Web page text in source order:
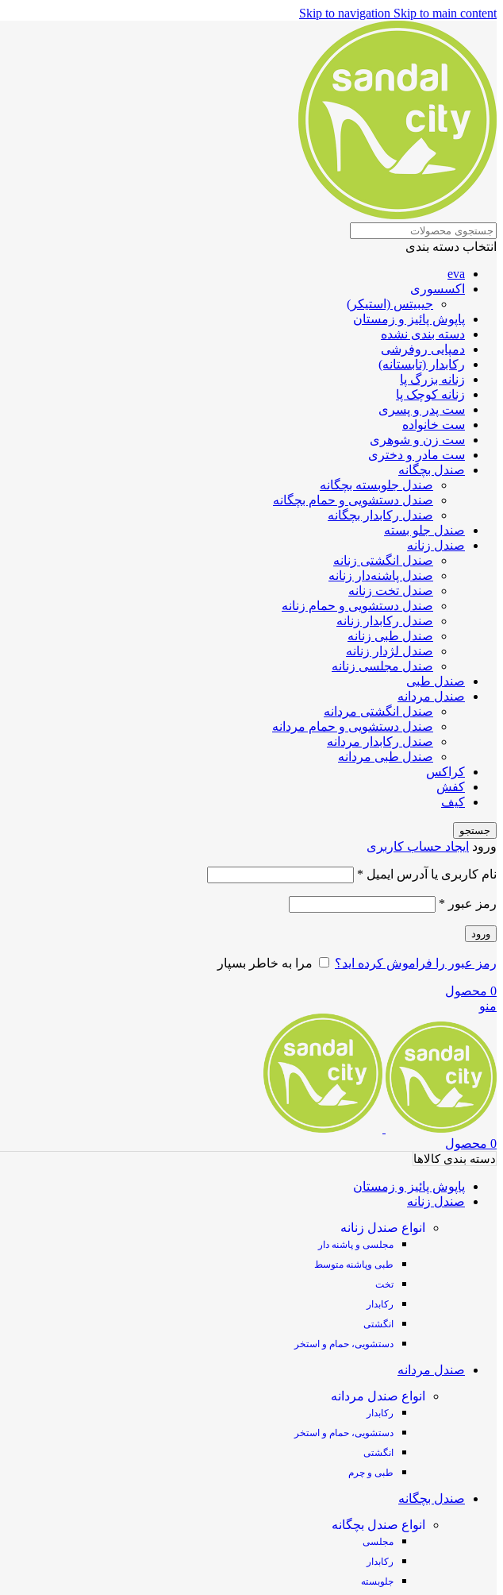
Skip to navigation Skip to main content
انتخاب دسته بندی
eva
اکسسوری
جیبیتس (استیکر)
پاپوش پائیز و زمستان
دسته بندی نشده
دمپایی روفرشی
رکابدار (تابستانه)
زنانه بزرگ پا
زنانه کوچک پا
ست پدر و پسری
ست خانواده
ست زن و شوهری
ست مادر و دختری
صندل بچگانه
صندل جلوبسته بچگانه
صندل دستشویی و حمام بچگانه
صندل رکابدار بچگانه
صندل جلو بسته
صندل زنانه
صندل انگشتی زنانه
صندل پاشنه‌دار زنانه
صندل تخت زنانه
صندل دستشویی و حمام زنانه
صندل رکابدار زنانه
صندل طبی زنانه
صندل لژدار زنانه
صندل مجلسی زنانه
صندل طبی
صندل مردانه
صندل انگشتی مردانه
صندل دستشویی و حمام مردانه
صندل رکابدار مردانه
صندل طبی مردانه
کراکس
کفش
کیف
جستجو
ورود ایجاد حساب کاربری
نام کاربری یا آدرس ایمیل *
رمز عبور *
ورود
رمز عبور را فراموش کرده اید؟ مرا به خاطر بسپار
0 محصول
منو
0 محصول
دسته بندی کالاها
پاپوش پائیز و زمستان
صندل زنانه
انواع صندل زنانه
مجلسی و پاشنه دار
طبی وپاشنه متوسط
تخت
رکابدار
انگشتی
دستشویی، حمام و استخر
صندل مردانه
انواع صندل مردانه
رکابدار
دستشویی، حمام و استخر
انگشتی
طبی و چرم
صندل بچگانه
انواع صندل بچگانه
مجلسی
رکابدار
جلوبسته